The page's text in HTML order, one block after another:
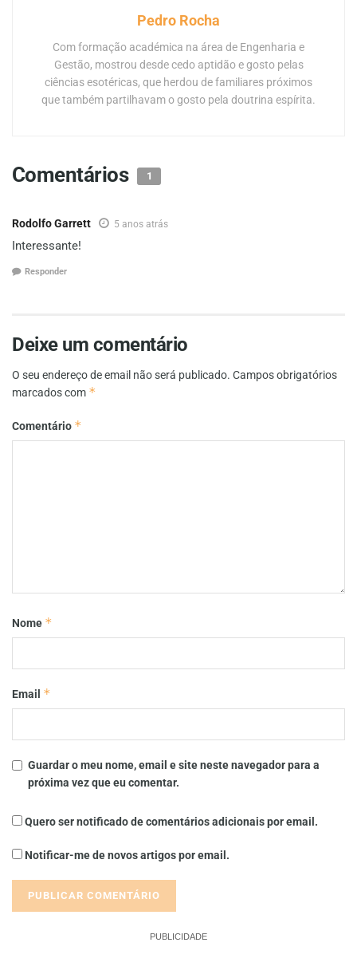
Pedro Rocha
Com formação académica na área de Engenharia e
Gestão, mostrou desde cedo aptidão e gosto pelas
ciências esotéricas, que herdou de familiares próximos
que também partilhavam o gosto pela doutrina espírita.
Comentários 1
Rodolfo Garrett 5 anos atrás
Interessante!
Responder
Deixe um comentário
O seu endereço de email não será publicado. Campos obrigatórios
marcados com *
Comentário *
Nome *
Email *
Guardar o meu nome, email e site neste navegador para a
próxima vez que eu comentar.
Quero ser notificado de comentários adicionais por email.
Notificar-me de novos artigos por email.
PUBLICIDADE